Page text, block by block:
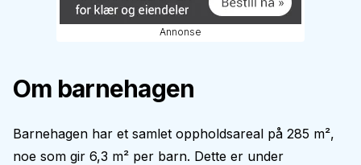
Annonse
Om barnehagen
Barnehagen har et samlet oppholdsareal på 285 m²,
noe som gir 6,3 m² per barn. Dette er under